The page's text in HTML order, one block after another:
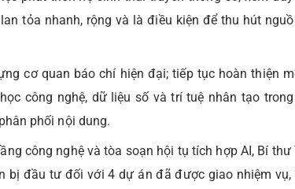
tỏa nhanh, rộng và là điều kiện để thu hút
cơ quan báo chí hiện đại; tiếp tục hoàn thiện
công nghệ, dữ liệu số và trí tuệ nhân tạo
phối nội dung.
công nghệ và tòa soạn hội tụ tích hợp AI, Bí
bị đầu tư đối với 4 dự án đã được giao nhiệm